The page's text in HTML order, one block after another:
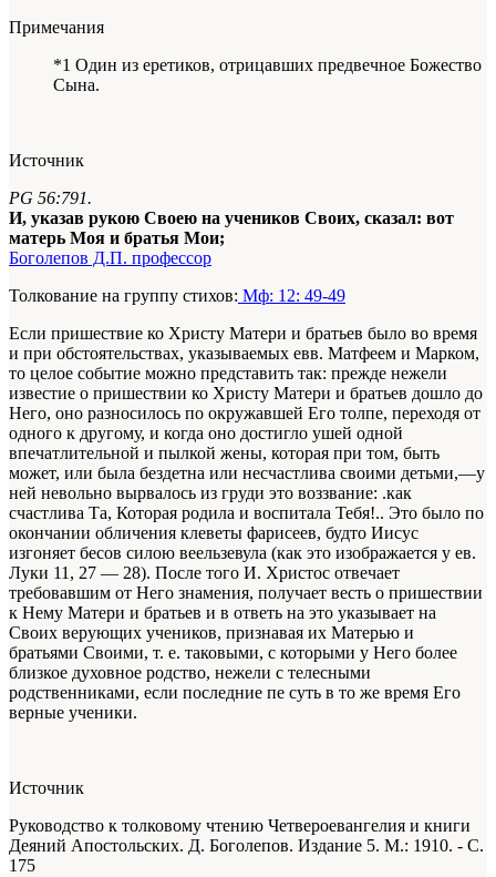
Примечания
*1 Один из еретиков, отрицавших предвечное Божество
Сына.
Источник
PG 56:791.
И, указав рукою Своею на учеников Своих, сказал: вот
матерь Моя и братья Мои;
Боголепов Д.П. профессор
Толкование на группу стихов: Мф: 12: 49-49
Если пришествие ко Христу Матери и братьев было во время
и при обстоятельствах, указываемых евв. Матфеем и Марком,
то целое событие можно представить так: прежде нежели
известие о пришествии ко Христу Матери и братьев дошло до
Него, оно разносилось по окружавшей Его толпе, переходя от
одного к другому, и когда оно достигло ушей одной
впечатлительной и пылкой жены, которая при том, быть
может, или была бездетна или несчастлива своими детьми,—у
ней невольно вырвалось из груди это воззвание: .как
счастлива Та, Которая родила и воспитала Тебя!.. Это было по
окончании обличения клеветы фарисеев, будто Иисус
изгоняет бесов силою веельзевула (как это изображается у ев.
Луки 11, 27 — 28). После того И. Христос отвечает
требовавшим от Него знамения, получает весть о пришествии
к Нему Матери и братьев и в ответь на это указывает на
Своих верующих учеников, признавая их Матерью и
братьями Своими, т. е. таковыми, с которыми у Него более
близкое духовное родство, нежели с телесными
родственниками, если последние пе суть в то же время Его
верные ученики.
Источник
Руководство к толковому чтению Четвероевангелия и книги
Деяний Апостольских. Д. Боголепов. Издание 5. М.: 1910. - С.
175